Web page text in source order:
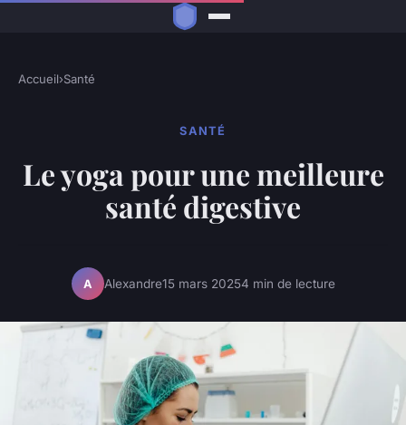
Accueil›Santé
SANTÉ
Le yoga pour une meilleure
santé digestive
A Alexandre15 mars 20254 min de lecture